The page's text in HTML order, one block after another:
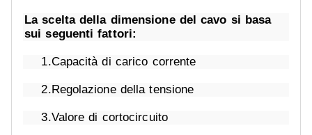
La scelta della dimensione del cavo si basa
sui seguenti fattori:
1.Capacità di carico corrente
2.Regolazione della tensione
3.Valore di cortocircuito